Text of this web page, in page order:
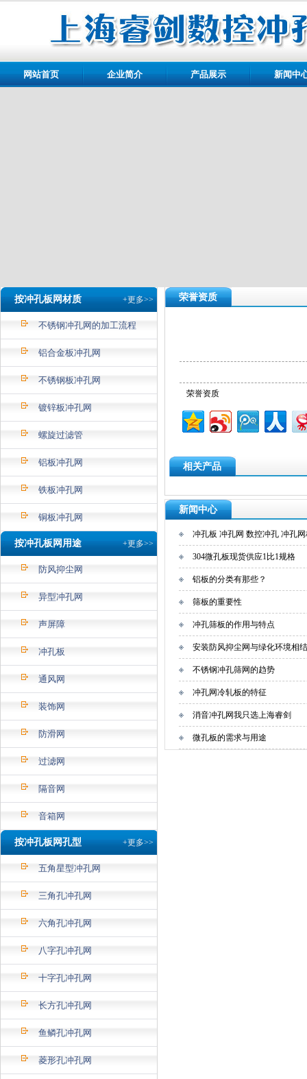
网站首页 企业简介 产品展示 新闻中
按冲孔板网材质 +更多>>
不锈钢冲孔网的加工流程
铝合金板冲孔网
不锈钢板冲孔网
镀锌板冲孔网
螺旋过滤管
铝板冲孔网
铁板冲孔网
铜板冲孔网
按冲孔板网用途 +更多>>
防风抑尘网
异型冲孔网
声屏障
冲孔板
通风网
装饰网
防滑网
过滤网
隔音网
音箱网
按冲孔板网孔型 +更多>>
五角星型冲孔网
三角孔冲孔网
六角孔冲孔网
八字孔冲孔网
十字孔冲孔网
长方孔冲孔网
鱼鳞孔冲孔网
菱形孔冲孔网
荣誉资质
荣誉资质
相关产品
新闻中心
冲孔板 冲孔网 数控冲孔 冲孔
304微孔板现货供应1比1规格
铝板的分类有那些？
筛板的重要性
冲孔筛板的作用与特点
安装防风抑尘网与绿化环境相
不锈钢冲孔筛网的趋势
冲孔网冷轧板的特征
消音冲孔网我只选上海睿剑
微孔板的需求与用途